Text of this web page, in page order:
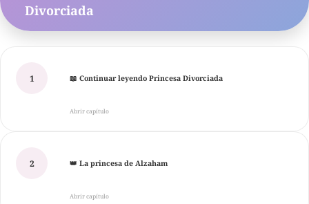
Divorciada
1 📖 Continuar leyendo Princesa Divorciada
Abrir capítulo
2 👑 La princesa de Alzaham
Abrir capítulo